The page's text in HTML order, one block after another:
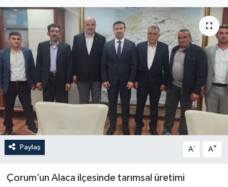
Paylaş A- A+
Çorum’un Alaca ilçesinde tarımsal üretimi